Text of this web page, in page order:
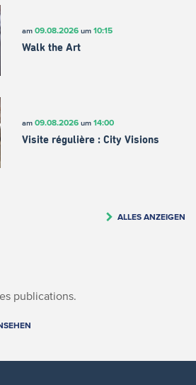
am 09.08.2026um 10:15
Walk the Art
am 09.08.2026um 14:00
Visite régulière : City Visions
ALLES ANZEIGEN
publications.